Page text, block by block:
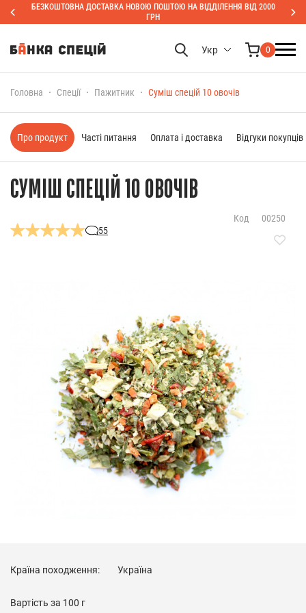
БЕЗКОШТОВНА ДОСТАВКА НОВОЮ ПОШТОЮ НА ВІДДІЛЕННЯ ВІД 2000
ГРН
Укр 0
Головна Спеції Пажитник Суміш спецій 10 овочів
СУМІШ СПЕЦІЙ 10 ОВОЧІВ
55
Код 00250
Країна походження: Україна
Вартість за 100 г
Про продукт Часті питання Оплата і доставка Відгуки покупців